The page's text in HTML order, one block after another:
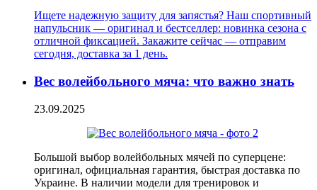
Ищете надежную защиту для запястья? Наш спортивный
напульсник — оригинал и бестселлер: новинка сезона с
отличной фиксацией. Закажите сейчас — отправим
сегодня, доставка за 1 день.
Вес волейбольного мяча: что важно знать
23.09.2025
Большой выбор волейбольных мячей по суперцене:
оригинал, официальная гарантия, быстрая доставка по
Украине. В наличии модели для тренировок и